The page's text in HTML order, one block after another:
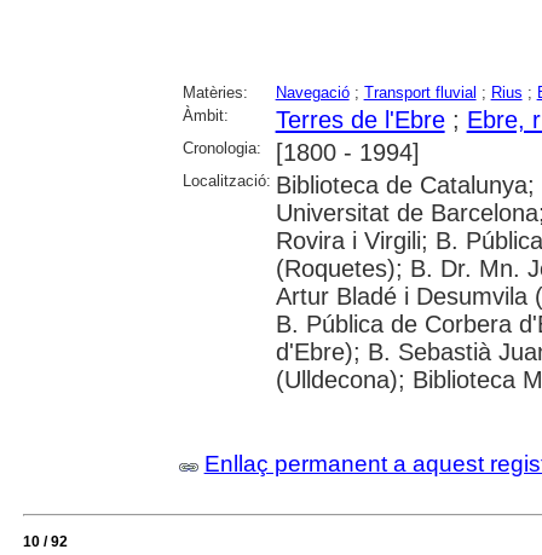
Matèries: Navegació; Transport fluvial ; Rius ;
Àmbit:
Terres de l'Ebre; Ebre,
Cronologia: [1800 - 1994]
Localització: Biblioteca de
Universitat de
Rovira i Virgili; B.
(Roquetes); B. Dr. Mn.
Artur Bladé i Desumvila
B. Pública de Corbera
d'Ebre); B. Sebastià
(Ulldecona); Biblioteca
Enllaç permanent a aquest
10 / 92